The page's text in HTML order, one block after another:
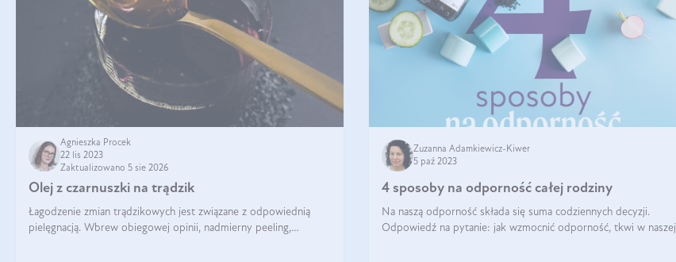
Agnieszka Procek
22 lis 2023
Zaktualizowano 5 sie 2026
Olej z czarnuszki na trądzik
Łagodzenie zmian trądzikowych jest związane z odpowiednią
pielęgnacją. Wbrew obiegowej opinii, nadmierny peeling,
Zuzanna Adamkiewicz-Kiwer
5 paź 2023
4 sposoby na odporność całej rodziny
Na naszą odporność składa się suma codziennych decyzji.
Odpowiedź na pytanie: jak wzmocnić odporność, tkwi w naszej